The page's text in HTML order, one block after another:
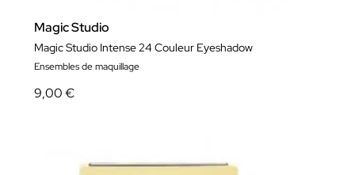
Magic Studio
Magic Studio Intense 24 Couleur Eyeshadow
Ensembles de maquillage
9,00 €